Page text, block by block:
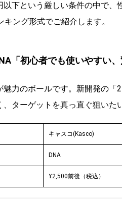
以下という厳しい条件の中で
ング形式でご紹介します。
「初心者でも使いやすい、
魅力のボールです。新開発の
ターゲットを真っ直ぐ狙いた
キャスコ(Kasco)
DNA
¥2,500前後（税込）